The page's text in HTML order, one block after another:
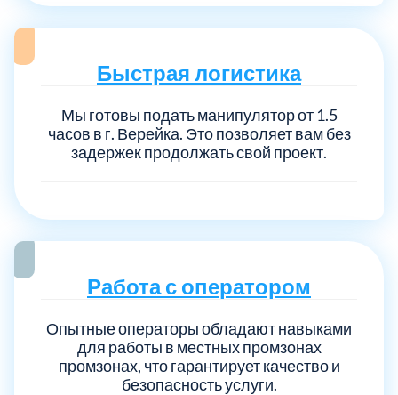
Быстрая логистика
Мы готовы подать манипулятор от 1.5
часов в г. Верейка. Это позволяет вам без
задержек продолжать свой проект.
Работа с оператором
Опытные операторы обладают навыками
для работы в местных промзонах
промзонах, что гарантирует качество и
безопасность услуги.